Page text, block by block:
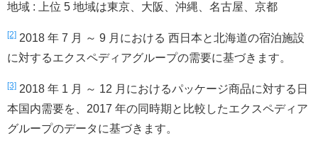
地域 : 上位 5 地域は東京、大阪、沖縄、名古屋、京都
[2] 2018 年 7 月 ～ 9 月における 西日本と北海道の宿泊施設
に対するエクスペディアグループの需要に基づきます。
[3] 2018 年 1 月 ～ 12 月におけるパッケージ商品に対する日
本国内需要を、2017 年の同時期と比較したエクスペディア
グループのデータに基づきます。